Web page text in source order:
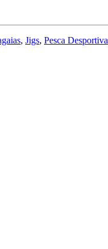
, Jigs, Pesca Desportiva